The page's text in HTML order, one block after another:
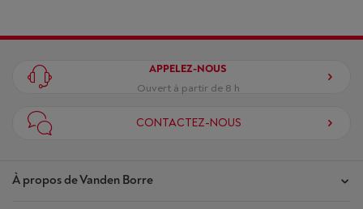
À propos de Vanden Borre
APPELEZ-NOUS
Ouvert à partir de 8 h
CONTACTEZ-NOUS